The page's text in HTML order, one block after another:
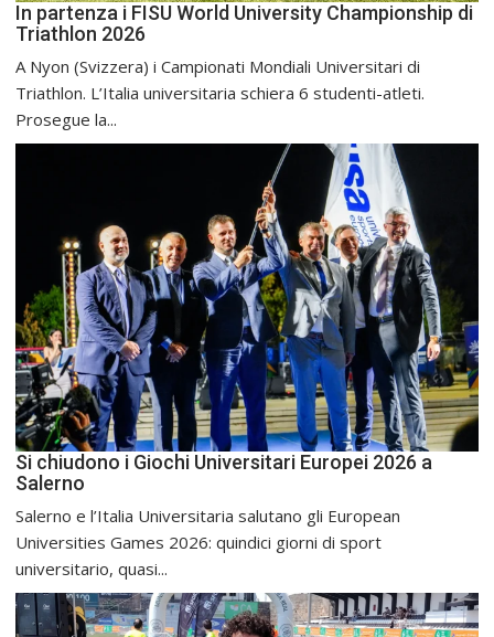
In partenza i FISU World University Championship di
Triathlon 2026
A Nyon (Svizzera) i Campionati Mondiali Universitari di
Triathlon. L’Italia universitaria schiera 6 studenti-atleti.
Prosegue la...
Si chiudono i Giochi Universitari Europei 2026 a
Salerno
Salerno e l’Italia Universitaria salutano gli European
Universities Games 2026: quindici giorni di sport
universitario, quasi...